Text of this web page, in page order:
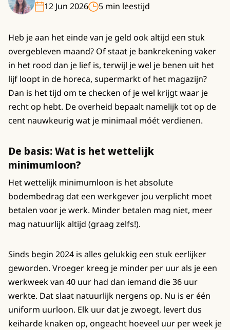
12 Jun 2026
5 min leestijd
Heb je aan het einde van je geld ook altijd een stuk
overgebleven maand? Of staat je bankrekening vaker
in het rood dan je lief is, terwijl je wel je benen uit het
lijf loopt in de horeca, supermarkt of het magazijn?
Dan is het tijd om te checken of je wel krijgt waar je
recht op hebt. De overheid bepaalt namelijk tot op de
cent nauwkeurig wat je minimaal móét verdienen.
De basis: Wat is het wettelijk
minimumloon?
Het wettelijk minimumloon is het absolute
bodembedrag dat een werkgever jou verplicht moet
betalen voor je werk. Minder betalen mag niet, meer
mag natuurlijk altijd (graag zelfs!).
Sinds begin 2024 is alles gelukkig een stuk eerlijker
geworden. Vroeger kreeg je minder per uur als je een
werkweek van 40 uur had dan iemand die 36 uur
werkte. Dat slaat natuurlijk nergens op. Nu is er één
uniform uurloon. Elk uur dat je zwoegt, levert dus
keiharde knaken op, ongeacht hoeveel uur per week je